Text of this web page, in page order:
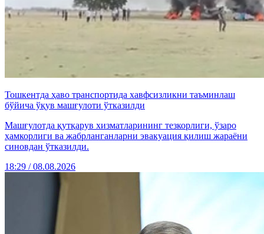
Тошкентда ҳаво транспортида хавфсизликни таъминлаш
бўйича ўқув машғулоти ўтказилди
Машғулотда қутқарув хизматларининг тезкорлиги, ўзаро
ҳамкорлиги ва жабрланганларни эвакуация қилиш жараёни
синовдан ўтказилди.
18:29 / 08.08.2026